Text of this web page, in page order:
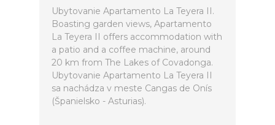
Ubytovanie Apartamento La Teyera II.
Boasting garden views, Apartamento
La Teyera II offers accommodation with
a patio and a coffee machine, around
20 km from The Lakes of Covadonga.
Ubytovanie Apartamento La Teyera II
sa nachádza v meste Cangas de Onís
(Španielsko - Asturias).